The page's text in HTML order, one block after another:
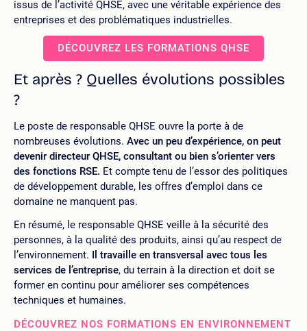
issus de l’activité QHSE, avec une véritable expérience des
entreprises et des problématiques industrielles.
DÉCOUVREZ LES FORMATIONS QHSE
Et après ? Quelles évolutions possibles
?
Le poste de responsable QHSE ouvre la porte à de
nombreuses évolutions. Avec un peu d’expérience, on peut
devenir directeur QHSE, consultant ou bien s’orienter vers
des fonctions RSE. Et compte tenu de l’essor des politiques
de développement durable, les offres d’emploi dans ce
domaine ne manquent pas.
En résumé, le responsable QHSE veille à la sécurité des
personnes, à la qualité des produits, ainsi qu’au respect de
l’environnement. Il travaille en transversal avec tous les
services de l’entreprise, du terrain à la direction et doit se
former en continu pour améliorer ses compétences
techniques et humaines.
DÉCOUVREZ NOS FORMATIONS EN ENVIRONNEMENT